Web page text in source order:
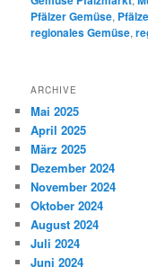
Pfälzer Gemüse,
regionales Gemüse,
ARCHIVE
Mai 2025
April 2025
März 2025
Dezember 2024
November 2024
Oktober 2024
August 2024
Juli 2024
Juni 2024